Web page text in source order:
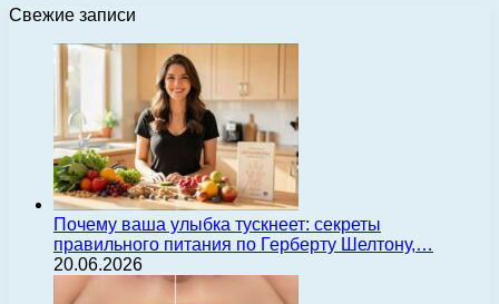
Свежие записи
Почему ваша улыбка тускнеет: секреты
правильного питания по Герберту Шелтону,…
20.06.2026